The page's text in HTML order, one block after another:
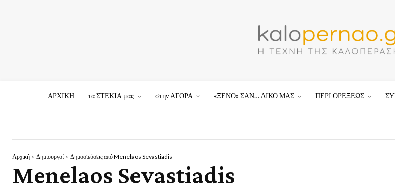
ΑΡΧΙΚΗ τα ΣΤΕΚΙΑ μας στην ΑΓΟΡΑ «ΞΕΝΟ» ΣΑΝ… ΔΙΚΟ ΜΑΣ ΠΕΡΙ ΟΡΕΞΕΩΣ
Αρχική Δημιουργοί Δημοσιεύσεις από Menelaos Sevastiadis
Menelaos Sevastiadis